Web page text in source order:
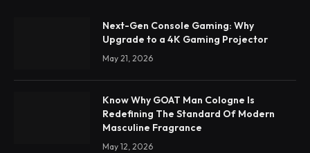
Next-Gen Console Gaming: Why
Upgrade to a 4K Gaming Projector
May 21, 2026
Know Why GOAT Man Cologne Is
Redefining The Standard Of Modern
Masculine Fragrance
May 12, 2026